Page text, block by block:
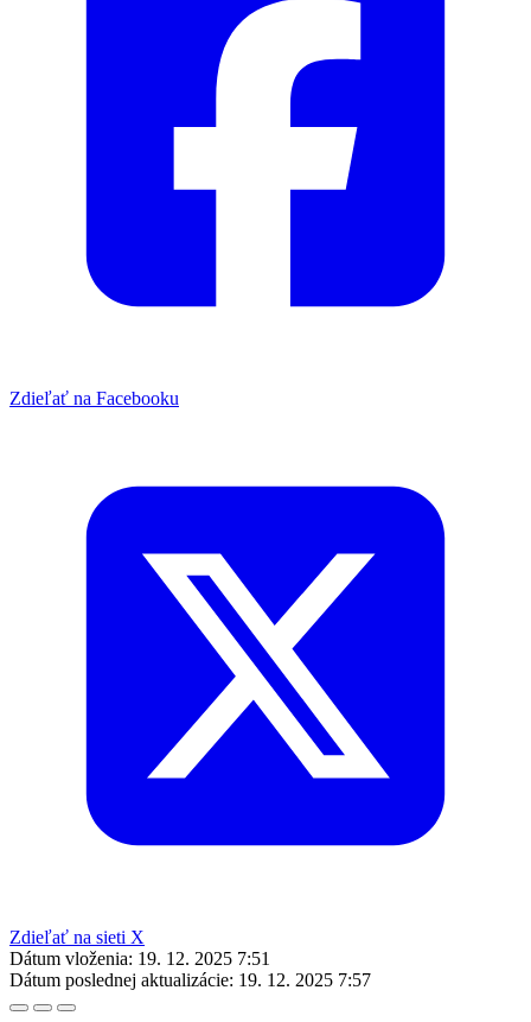
Zdieľať na Facebooku
Zdieľať na sieti X
Dátum vloženia: 19. 12. 2025 7:51
Dátum poslednej aktualizácie: 19. 12. 2025 7:57